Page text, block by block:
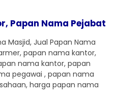
Papan Nama Pejabat
Masjid, Jual Papan Nama
papan nama kantor,
nama kantor, papan
pegawai , papan nama
harga papan nama